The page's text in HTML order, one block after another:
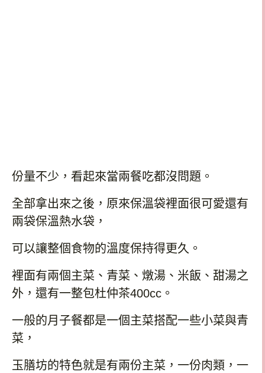
份量不少，看起來當兩餐吃都沒問題。
全部拿出來之後，原來保溫袋裡面很可愛還有
兩袋保溫熱水袋，
可以讓整個食物的溫度保持得更久。
裡面有兩個主菜、青菜、燉湯、米飯、甜湯之
外，還有一整包杜仲茶400cc 。
一般的月子餐都是一個主菜搭配一些小菜與青
菜，
玉膳坊的特色就是有兩份主菜，一份肉類，一